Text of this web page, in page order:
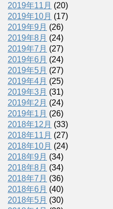
2019年11月 (20)
2019年10月 (17)
2019年9月 (26)
2019年8月 (24)
2019年7月 (27)
2019年6月 (24)
2019年5月 (27)
2019年4月 (25)
2019年3月 (31)
2019年2月 (24)
2019年1月 (26)
2018年12月 (33)
2018年11月 (27)
2018年10月 (24)
2018年9月 (34)
2018年8月 (34)
2018年7月 (36)
2018年6月 (40)
2018年5月 (30)